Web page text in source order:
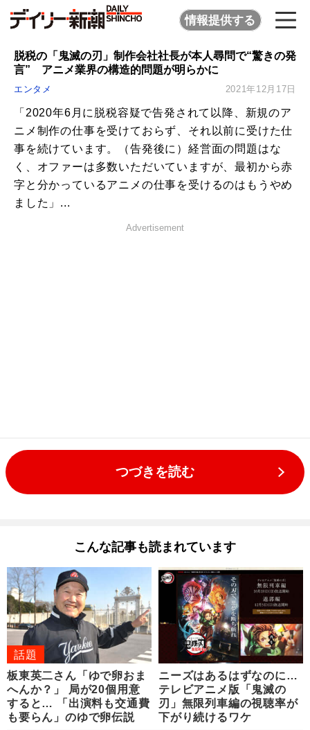
情報提供する
脱税の「鬼滅の刃」制作会社社長が本人尋問で“驚きの発
言” アニメ業界の構造的問題が明らかに
エンタメ 2021年12月17日
「2020年6月に脱税容疑で告発されて以降、新規のア
ニメ制作の仕事を受けておらず、それ以前に受けた仕
事を続けています。（告発後に）経営面の問題はな
く、オファーは多数いただいていますが、最初から赤
字と分かっているアニメの仕事を受けるのはもうやめ
ました」...
Advertisement
つづきを読む
こんな記事も読まれています
話題
板東英二さん「ゆで卵おま
へんか？」 局が20個用意
すると… 「出演料も交通費
も要らん」のゆで卵伝説
ニーズはあるはずなのに…
テレビアニメ版「鬼滅の
刃」無限列車編の視聴率が
下がり続けるワケ